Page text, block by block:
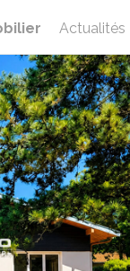
Actualités